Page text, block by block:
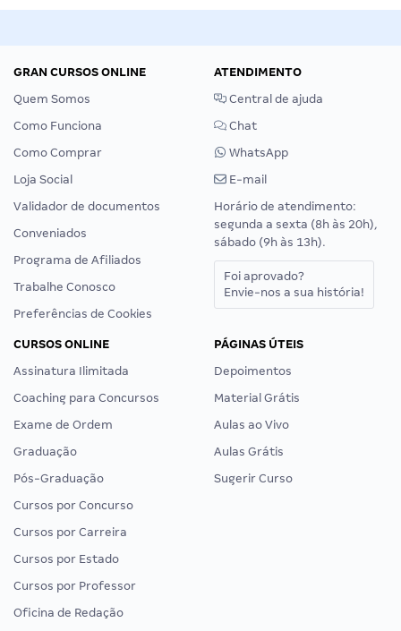
GRAN CURSOS ONLINE
Quem Somos
Como Funciona
Como Comprar
Loja Social
Validador de documentos
Conveniados
Programa de Afiliados
Trabalhe Conosco
Preferências de Cookies
ATENDIMENTO
Central de ajuda
Chat
WhatsApp
E-mail
Horário de atendimento:
segunda a sexta (8h às 20h),
sábado (9h às 13h).
Foi aprovado?
Envie-nos a sua história!
CURSOS ONLINE
Assinatura Ilimitada
Coaching para Concursos
Exame de Ordem
Graduação
Pós-Graduação
Cursos por Concurso
Cursos por Carreira
Cursos por Estado
Cursos por Professor
Oficina de Redação
PÁGINAS ÚTEIS
Depoimentos
Material Grátis
Aulas ao Vivo
Aulas Grátis
Sugerir Curso